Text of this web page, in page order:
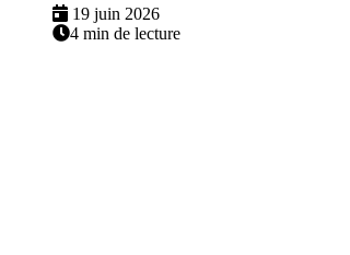
19 juin 2026
4 min de lecture